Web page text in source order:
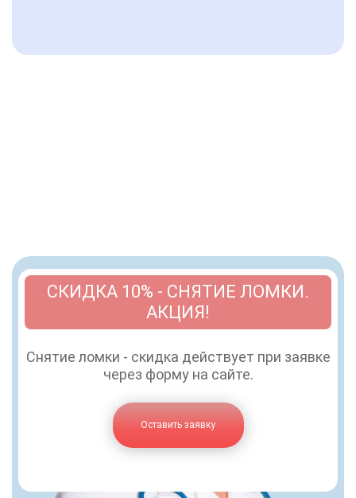
СКИДКА 10% - СНЯТИЕ ЛОМКИ.
АКЦИЯ!
Снятие ломки - скидка действует при заявке
через форму на сайте.
Оставить заявку